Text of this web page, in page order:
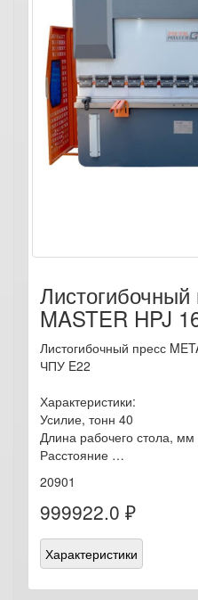
MASTER HPJ
Листогибочный пресс
ЧПУ E22
Характеристики:
Усилие, тонн 40
Длина рабочего стола, мм
Расстояние …
20901
999922.0 ₽
Характеристики